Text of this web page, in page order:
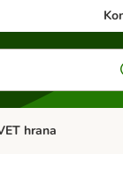
kategorija: Ptice
hrana